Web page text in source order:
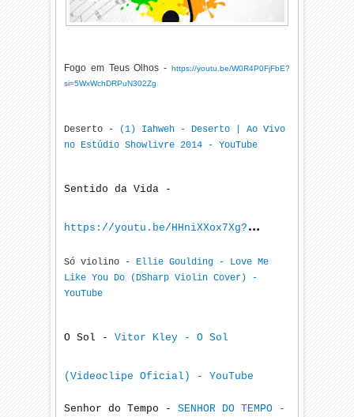
Fogo em Teus Olhos - https://youtu.be/W0R4P0FjFbE?
si=5WxWchDRPuN302Zg
Deserto -
(1) Iahweh - Deserto | Ao Vivo
no Estúdio Showlivre 2014 - YouTube
Sentido da Vida -
https://youtu.be/HHniXXox7Xg?
si=iih5PYJIX_SigL8k
Só violino - Ellie Goulding - Love Me
Like You Do (DSharp Violin Cover) -
YouTube
O Sol -Vitor Kley - O Sol
(Videoclipe Oficial) - YouTube
Senhor do Tempo -SENHOR DO TEMPO -